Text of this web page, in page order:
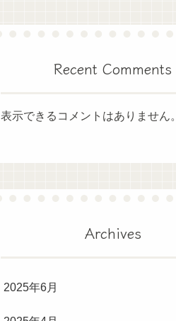
Recent Comments
表示できるコメントはありません。
Archives
2025年6月